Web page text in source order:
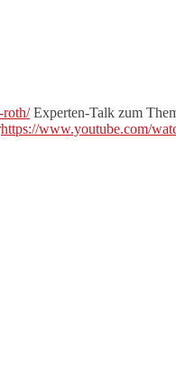
roth/Experten-Talk zum
https://www.youtube.com/